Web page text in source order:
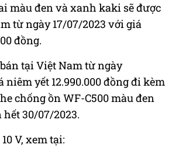
màu đen và xanh kaki sẽ được
từ ngày 17/07/2023 với giá
đồng.
tại Việt Nam từ ngày
niêm yết 12.990.000 đồng đi kèm
chống ồn WF-C500 màu đen
hết 30/07/2023.
V, xem tại: